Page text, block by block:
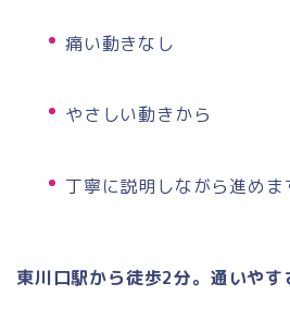
痛い動きなし
やさしい動きから
丁寧に説明しながら進めま
東川口駅から徒歩2分。通いやす